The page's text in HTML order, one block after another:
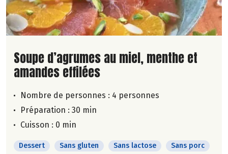
Lire la suite de la recette
Soupe d’agrumes au miel, menthe et
amandes effilées
Nombre de personnes : 4 personnes
Préparation : 30 min
Cuisson : 0 min
Dessert Sans gluten Sans lactose Sans porc